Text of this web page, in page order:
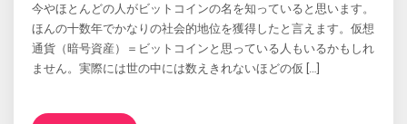
今やほとんどの人がビットコインの名を知っていると思います。
ほんの十数年でかなりの社会的地位を獲得したと言えます。仮想
通貨（暗号資産）＝ビットコインと思っている人もいるかもしれ
ません。実際には世の中には数えきれないほどの仮 […]